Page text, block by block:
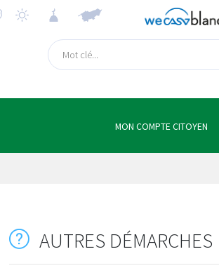
MON COMPTE CITOYEN
AUTRES DÉMARCHES